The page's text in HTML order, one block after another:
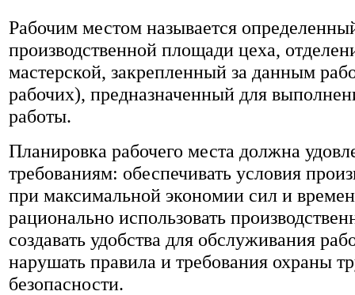
Рабочим местом называется
производственной площади цеха,
мастерской, закрепленный за данным
рабочих), предназначенный для
работы.
Планировка рабочего места должна
требованиям: обеспечивать условия
при максимальной экономии сил и
рационально использовать
создавать удобства для обслуживания
нарушать правила и требования охраны
безопасности.